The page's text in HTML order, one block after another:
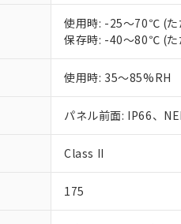
使用時: -25～70℃ (た
保存時: -40～80℃ (た
使用時: 35～85%RH
パネル前面: IP66、
Class II
175